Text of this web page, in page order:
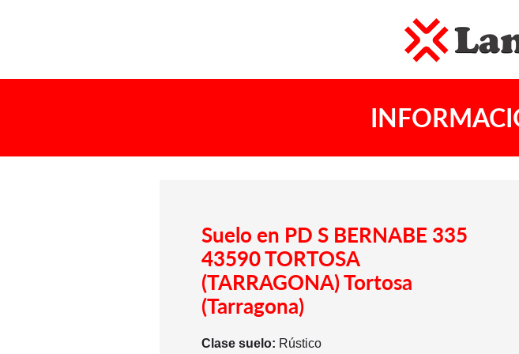
Suelo en PD S BERNABE 335
43590 TORTOSA
(TARRAGONA) Tortosa
(Tarragona)
Clase suelo: Rústico